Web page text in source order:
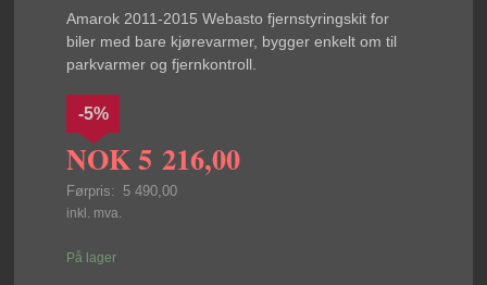
Amarok 2011-2015 Webasto fjernstyringskit for
biler med bare kjørevarmer, bygger enkelt om til
parkvarmer og fjernkontroll.
NOK5 216,00
Førpris: 5 490,00
Rabatt
-5%
inkl. mva.
På lager